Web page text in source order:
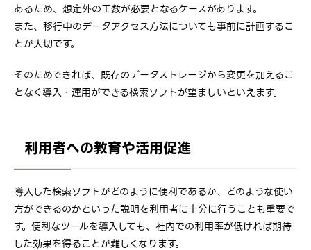
あるため、想定外の工数が必要となるケースがあります。
また、移行中のデータアクセス方法についても事前に計画するこ
とが大切です。
そのためできれば、既存のデータストレージから変更を加えるこ
となく導入・運用ができる検索ソフトが望ましいといえます。
利用者への教育や活用促進
導入した検索ソフトがどのように便利であるか、どのような使い
方ができるのかといった説明を利用者に十分に行うことも重要で
す。便利なツールを導入しても、社内での利用率が低ければ期待
した効果を得ることが難しくなります。